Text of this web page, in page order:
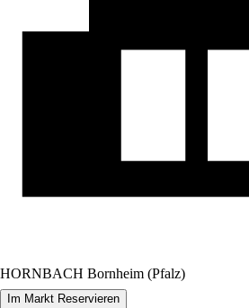
HORNBACH Bornheim (Pfalz)
Im Markt Reservieren